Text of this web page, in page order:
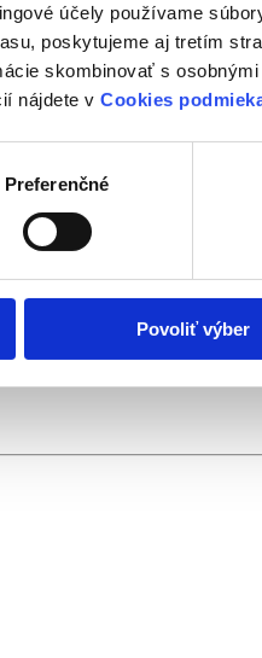
účely používame
poskytujeme aj tretím
skombinovať s
nájdete v Cookies
Preferenčné
Povoliť výber